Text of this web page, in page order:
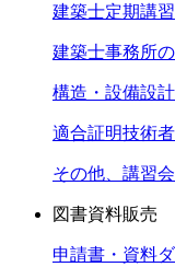
建築士定期講習
建築士事務所
構造・設備設
適合証明技術
その他、講習
図書資料販売
申請書・資料